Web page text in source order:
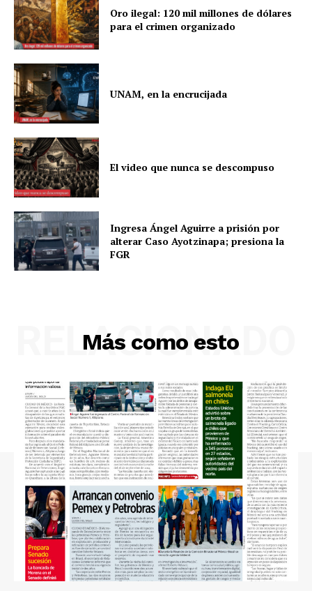
Oro ilegal: 120 mil millones de dólares
para el crimen organizado
UNAM, en la encrucijada
El video que nunca se descompuso
Ingresa Ángel Aguirre a prisión por
alterar Caso Ayotzinapa; presiona la
FGR
Más como esto
RELACIONADO